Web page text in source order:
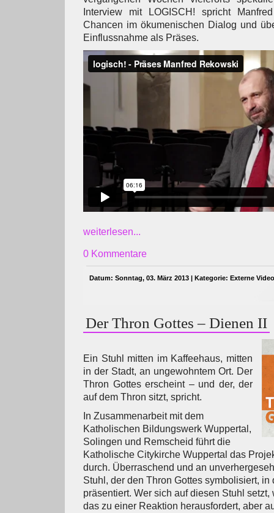
Interview mit LOGISCH! spricht
Chancen im ökumenischen Dialog und
Einflussnahme als Präses.
weiterlesen...
0 Kommentare
Datum: Sonntag, 03. März 2013 | Kategorie: Externe
Der Thron Gottes – Dienen II
Ein Stuhl mitten im Kaffeehaus, mitten
in der Stadt, an ungewohntem Ort. Der
Thron Gottes erscheint – und der, der
auf dem Thron sitzt, spricht.
In Zusammenarbeit mit dem
Katholischen Bildungswerk Wuppertal,
Solingen und Remscheid führt die
Katholische Citykirche Wuppertal das
durch. Überraschend und an
Stuhl, der den Thron Gottes symbolisiert, in
präsentiert. Wer sich auf diesen Stuhl
das zu einer Reaktion herausfordert, aber